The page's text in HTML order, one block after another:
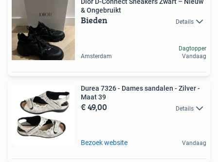
Dior D-Connect Sneakers Zwart – Nieuw
& Ongebruikt
Bieden Details
Amsterdam
Dagtopper
Vandaag
Durea 7326 - Dames sandalen - Zilver -
Maat 39
€ 49,00 Details
Bezoek website Vandaag